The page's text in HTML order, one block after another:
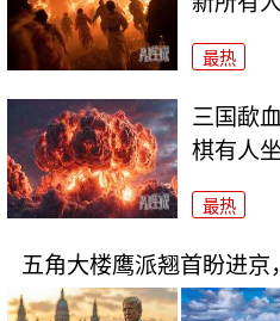
最热
三国歃
棋有人
最热
五角大楼鹰派翘首盼进京